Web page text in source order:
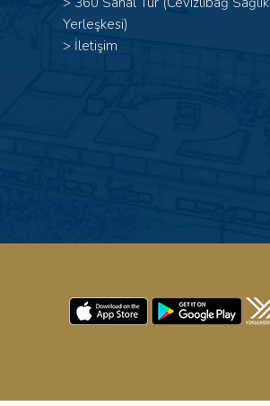
Yerleşkesi)
> İletişim